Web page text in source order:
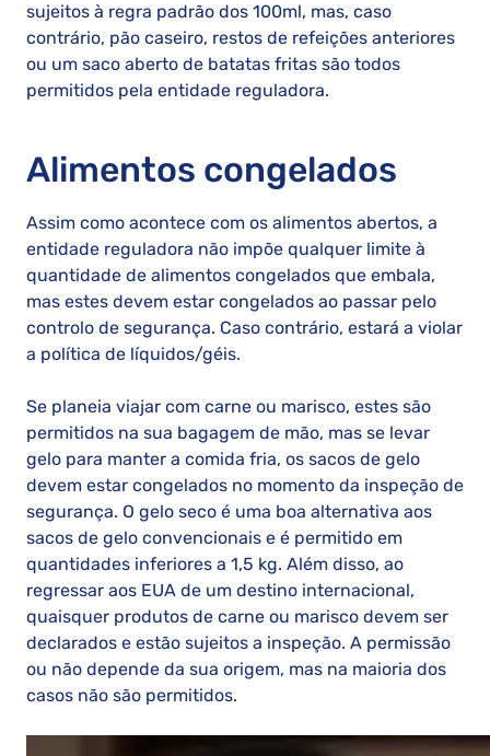
sujeitos à regra padrão dos 100ml, mas, caso
contrário, pão caseiro, restos de refeições anteriores
ou um saco aberto de batatas fritas são todos
permitidos pela entidade reguladora.
Alimentos congelados
Assim como acontece com os alimentos abertos, a
entidade reguladora não impõe qualquer limite à
quantidade de alimentos congelados que embala,
mas estes devem estar congelados ao passar pelo
controlo de segurança. Caso contrário, estará a violar
a política de líquidos/géis.
Se planeia viajar com carne ou marisco, estes são
permitidos na sua bagagem de mão, mas se levar
gelo para manter a comida fria, os sacos de gelo
devem estar congelados no momento da inspeção de
segurança. O gelo seco é uma boa alternativa aos
sacos de gelo convencionais e é permitido em
quantidades inferiores a 1,5 kg. Além disso, ao
regressar aos EUA de um destino internacional,
quaisquer produtos de carne ou marisco devem ser
declarados e estão sujeitos a inspeção. A permissão
ou não depende da sua origem, mas na maioria dos
casos não são permitidos.